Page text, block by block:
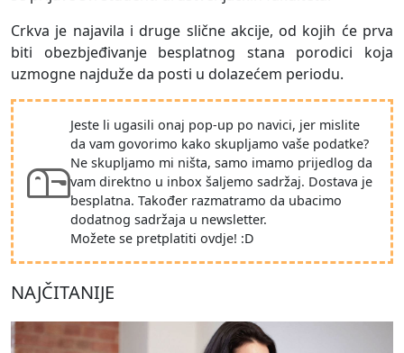
Crkva je najavila i druge slične akcije, od kojih će prva
biti obezbjeđivanje besplatnog stana porodici koja
uzmogne najduže da posti u dolazećem periodu.
Jeste li ugasili onaj pop-up po navici, jer mislite
da vam govorimo kako skupljamo vaše podatke?
Ne skupljamo mi ništa, samo imamo prijedlog da
vam direktno u inbox šaljemo sadržaj. Dostava je
besplatna. Također razmatramo da ubacimo
dodatnog sadržaja u newsletter.
Možete se pretplatiti ovdje! :D
NAJČITANIJE